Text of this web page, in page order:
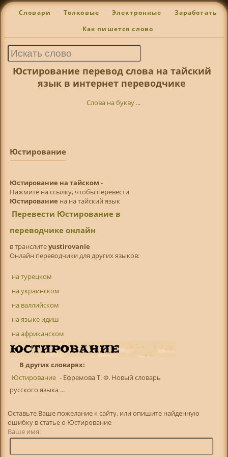
Словари Толковые Электронные Заработать
Как пишется слово
Юстирование перевод слова на тайский
язык в интернет переводчике
Слова на букву ...
Юстирование
Юстирование на тайском -
Нажмите на ссылку, чтобы перевести
Юстирование на на тайский язык
Перевести Юстирование в
переводчике онлайн
в транслитeyustirovanie
Онлайн переводчики для других языков:
на турецком
на украинском
на валлийском
на языке идиш
на африканском
В других словарях:
Юстирование - Ефремова Т. Ф. Новый словарь
русского языка ...
Оставьте Ваше пожелание к сайту, или опишите найденную
ошибку в статье о Юстирование
Ваше имя: